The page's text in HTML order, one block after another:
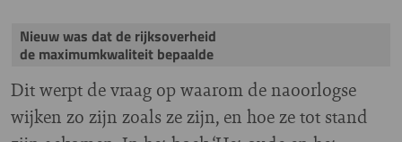
Nieuw was dat de rijksoverheid
de maximumkwaliteit bepaalde
Dit werpt de vraag op waarom de naoorlogse
wijken zo zijn zoals ze zijn, en hoe ze tot stand